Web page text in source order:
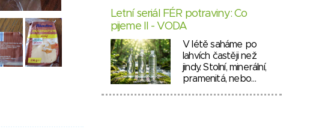
Letní seriál FÉR potraviny: Co
pijeme II - VODA
V létě saháme po
lahvích častěji než
jindy. Stolní, minerální,
pramenitá, nebo…